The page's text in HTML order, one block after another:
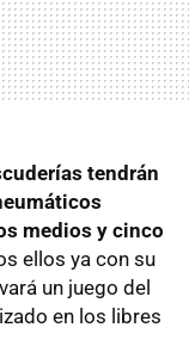
tendrán
medios y cinco
ellos ya con su
un juego del
en los libres